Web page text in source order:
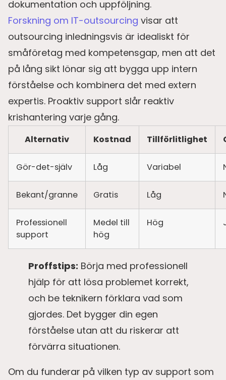
dokumentation och uppföljning.
Forskning om IT-outsourcing visar att
outsourcing inledningsvis är idealiskt för
småföretag med kompetensgap, men att det
på lång sikt lönar sig att bygga upp intern
förståelse och kombinera det med extern
expertis. Proaktiv support slår reaktiv
krishantering varje gång.
Alternativ Kostnad Tillförlitlighet
Gör-det-själv Låg Variabel
Bekant/granne Gratis Låg
Professionell
support
Medel till
hög
Hög
Proffstips: Börja med professionell
hjälp för att lösa problemet korrekt,
och be teknikern förklara vad som
gjordes. Det bygger din egen
förståelse utan att du riskerar att
förvärra situationen.
Om du funderar på vilken typ av support som